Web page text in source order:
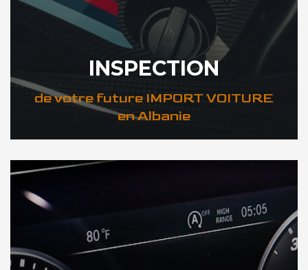
INSPECTION
de votre future IMPORT VOITURE
en Albanie
DÉCOUVREZ VOTRE INSPECTION AUTO en Albanie